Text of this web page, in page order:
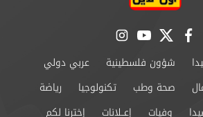
facebook
twitter
youtube
instagram
شؤون فلسطينية
عربي دولي
صحة وطب تكنولوجيا
رياضة
وفيات إعــلانات إخترنا لكم